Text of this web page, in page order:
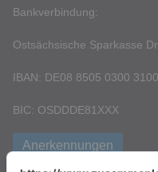
Bankverbindung:
Ostsächsische Sparkasse
IBAN: DE08 8505 0300
BIC: OSDDDE81XXX
Anerkennungen